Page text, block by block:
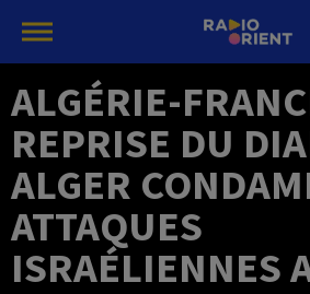
ALGÉRIE-
REPRISE DU
ALGER
ATTAQUES
ISRAÉLIENNES